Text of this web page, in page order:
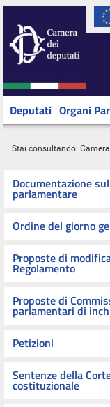
Deputati Organi
Stai consultando:
Documentazione
parlamentare
Ordine del giorno
Proposte di
Regolamento
Proposte di
parlamentari di
Petizioni
Sentenze della
costituzionale